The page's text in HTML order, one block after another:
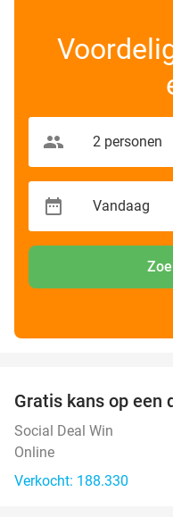
Gratis kans op een
Social Deal Win
Online
Verkocht: 188.330